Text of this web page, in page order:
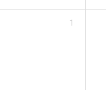
1